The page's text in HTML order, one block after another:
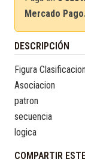
Mercado
DESCRIPCIÓN
Figura
Asociacion
patron
secuencia
logica
COMPARTIR